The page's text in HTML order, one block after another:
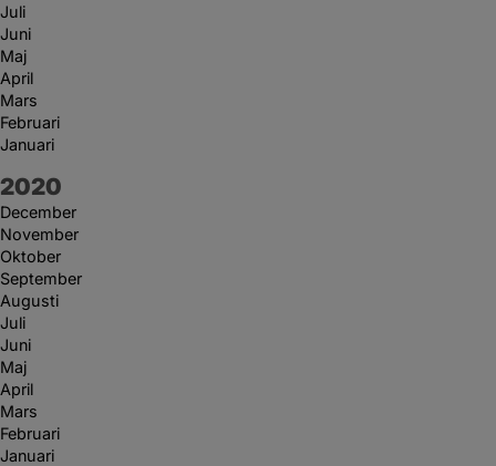
Juli
Juni
Maj
April
Mars
Februari
Januari
År:
2020
December
November
Oktober
September
Augusti
Juli
Juni
Maj
April
Mars
Februari
Januari